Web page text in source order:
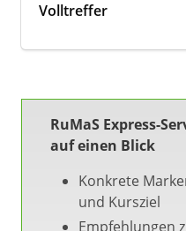
Volltreffer
RuMaS Express-
auf einen Blick
Konkrete
und Kursziel
Empfehlungen